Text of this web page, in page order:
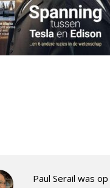
Paul Serail was